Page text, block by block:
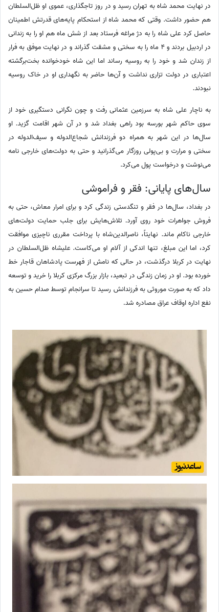
در نهایت محمد شاه به تهران رسید و در روز تاجگذاری، عموی او ظل‌السلطان
هم حضور داشت. وقتی که محمد شاه از استحکام پایه‌های قدرتش اطمینان
حاصل کرد علی شاه را به دژ مراغه فرستاد بعد از شش ماه هم او را به زندانی
در اردبیل بردند و 4 ماه را به سختی و مشقت گذراند و در نهایت موفق به فرار
از زندان شد و خود را به روسیه رساند اما این شاه خودخوانده بخت‌برگشته
اعتباری در دولت تزاری نداشت و آن‌ها حاضر به نگهداری او در خاک روسیه
نبودند.
به ناچار علی شاه به سرزمین عثمانی رفت و چون نگرانی دستگیری خود از
سوی حاکم شهر بورسه بود راهی بغداد شد و در آن شهر اقامت گزید. او
سال‌ها در این شهر به همراه دو فرزندانش شجاع‌الدوله و سیف‌الدوله در
سختی و مرارت و بی‌پولی روزگار می‌گذرانید و حتی به دولت‌های خارجی نامه
می‌نوشت و درخواست پول می‌کرد.
سال‌های پایانی: فقر و فراموشی
در بغداد، سال‌ها در فقر و تنگدستی زندگی کرد و برای امرار معاش، حتی به
فروش جواهرات خود روی آورد. تلاش‌هایش برای جلب حمایت دولت‌های
خارجی ناکام ماند. نهایتاً، ناصرالدین‌شاه با پرداخت مقرری ناچیزی موافقت
کرد، اما این مبلغ، تنها اندکی از آلام او می‌کاست. علیشاه ظل‌السلطان در
نهایت در کربلا درگذشت، در حالی که نامش از فهرست پادشاهان قاجار خط
خورده بود. او در زمان زندگی در تبعید، بازار بزرگ مرکزی کربلا را خرید و توسعه
داد که به صورت موروثی به فرزندانش رسید تا سرانجام توسط صدام حسین به
نفع اداره اوقاف عراق مصادره شد.